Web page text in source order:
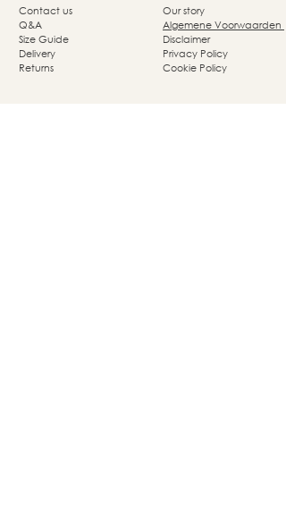
Our story
Algemene Voorwaarden
Disclaimer
Privacy Policy
Cookie Policy
Contact us
Q&A
Size Guide
Delivery
Returns